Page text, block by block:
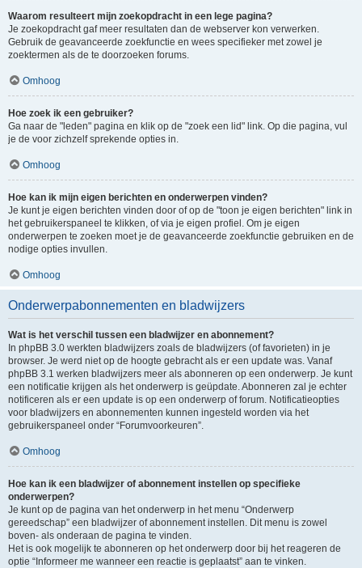
Waarom resulteert mijn zoekopdracht in een lege pagina?
Je zoekopdracht gaf meer resultaten dan de webserver kon verwerken.
Gebruik de geavanceerde zoekfunctie en wees specifieker met zowel je
zoektermen als de te doorzoeken forums.
Omhoog
Hoe zoek ik een gebruiker?
Ga naar de "leden" pagina en klik op de "zoek een lid" link. Op die pagina, vul
je de voor zichzelf sprekende opties in.
Omhoog
Hoe kan ik mijn eigen berichten en onderwerpen vinden?
Je kunt je eigen berichten vinden door of op de "toon je eigen berichten" link in
het gebruikerspaneel te klikken, of via je eigen profiel. Om je eigen
onderwerpen te zoeken moet je de geavanceerde zoekfunctie gebruiken en de
nodige opties invullen.
Omhoog
Onderwerpabonnementen en bladwijzers
Wat is het verschil tussen een bladwijzer en abonnement?
In phpBB 3.0 werkten bladwijzers zoals de bladwijzers (of favorieten) in je
browser. Je werd niet op de hoogte gebracht als er een update was. Vanaf
phpBB 3.1 werken bladwijzers meer als abonneren op een onderwerp. Je kunt
een notificatie krijgen als het onderwerp is geüpdate. Abonneren zal je echter
notificeren als er een update is op een onderwerp of forum. Notificatieopties
voor bladwijzers en abonnementen kunnen ingesteld worden via het
gebruikerspaneel onder “Forumvoorkeuren”.
Omhoog
Hoe kan ik een bladwijzer of abonnement instellen op specifieke
onderwerpen?
Je kunt op de pagina van het onderwerp in het menu “Onderwerp
gereedschap” een bladwijzer of abonnement instellen. Dit menu is zowel
boven- als onderaan de pagina te vinden.
Het is ook mogelijk te abonneren op het onderwerp door bij het reageren de
optie “Informeer me wanneer een reactie is geplaatst” aan te vinken.